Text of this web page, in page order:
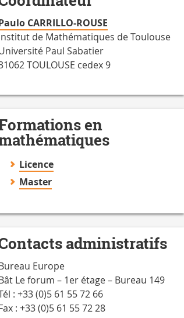
CARRILLO-ROUSE
de Mathématiques de Toulouse
Paul Sabatier
TOULOUSE cedex 9
en
Licence
Master
administratifs
Europe
Le forum – 1er étage – Bureau 149
: +33 (0)5 61 55 72 66
: +33 (0)5 61 55 72 28